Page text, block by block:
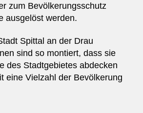
zum Bevölkerungsschutz
ausgelöst werden.
Spittal an der Drau
sind so montiert, dass sie
des Stadtgebietes abdecken
eine Vielzahl der Bevölkerung